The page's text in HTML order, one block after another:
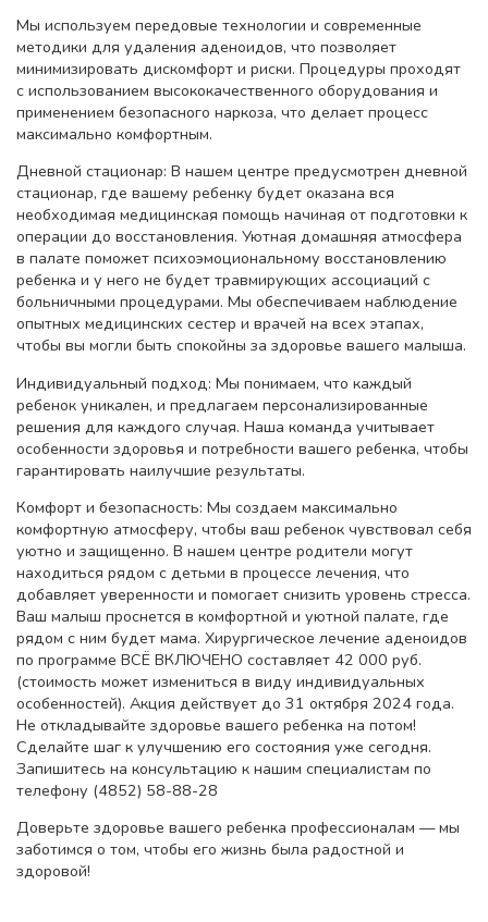
Мы используем передовые технологии и современные
методики для удаления аденоидов, что позволяет
минимизировать дискомфорт и риски. Процедуры проходят
с использованием высококачественного оборудования и
применением безопасного наркоза, что делает процесс
максимально комфортным.
Дневной стационар: В нашем центре предусмотрен дневной
стационар, где вашему ребенку будет оказана вся
необходимая медицинская помощь начиная от подготовки к
операции до восстановления. Уютная домашняя атмосфера
в палате поможет психоэмоциональному восстановлению
ребенка и у него не будет травмирующих ассоциаций с
больничными процедурами. Мы обеспечиваем наблюдение
опытных медицинских сестер и врачей на всех этапах,
чтобы вы могли быть спокойны за здоровье вашего малыша.
Индивидуальный подход: Мы понимаем, что каждый
ребенок уникален, и предлагаем персонализированные
решения для каждого случая. Наша команда учитывает
особенности здоровья и потребности вашего ребенка, чтобы
гарантировать наилучшие результаты.
Комфорт и безопасность: Мы создаем максимально
комфортную атмосферу, чтобы ваш ребенок чувствовал себя
уютно и защищенно. В нашем центре родители могут
находиться рядом с детьми в процессе лечения, что
добавляет уверенности и помогает снизить уровень стресса.
Ваш малыш проснется в комфортной и уютной палате, где
рядом с ним будет мама. Хирургическое лечение аденоидов
по программе ВСЁ ВКЛЮЧЕНО составляет 42 000 руб.
(стоимость может измениться в виду индивидуальных
особенностей). Акция действует до 31 октября 2024 года.
Не откладывайте здоровье вашего ребенка на потом!
Сделайте шаг к улучшению его состояния уже сегодня.
Запишитесь на консультацию к нашим специалистам по
телефону (4852) 58-88-28
Доверьте здоровье вашего ребенка профессионалам — мы
заботимся о том, чтобы его жизнь была радостной и
здоровой!